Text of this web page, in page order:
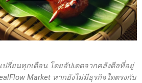
ปลี่ยนทุกเดือน โดยอัปเดตจากคลังดีลที่อยู่
Market หากยังไม่มีธุรกิจใดตรงกับ